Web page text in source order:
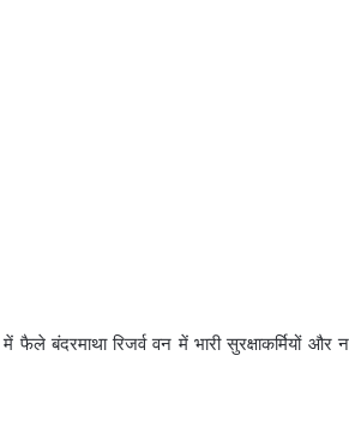
बंदरमाथा रिजर्व वन में भारी सुरक्षाकर्मियों और